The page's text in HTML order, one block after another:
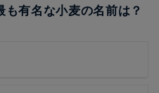
有名な小麦の名前は？